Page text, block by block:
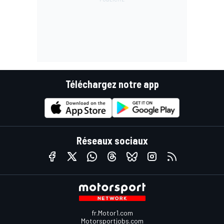
Téléchargez notre app
Réseaux sociaux
fr.Motor1.com
Motorsportjobs.com